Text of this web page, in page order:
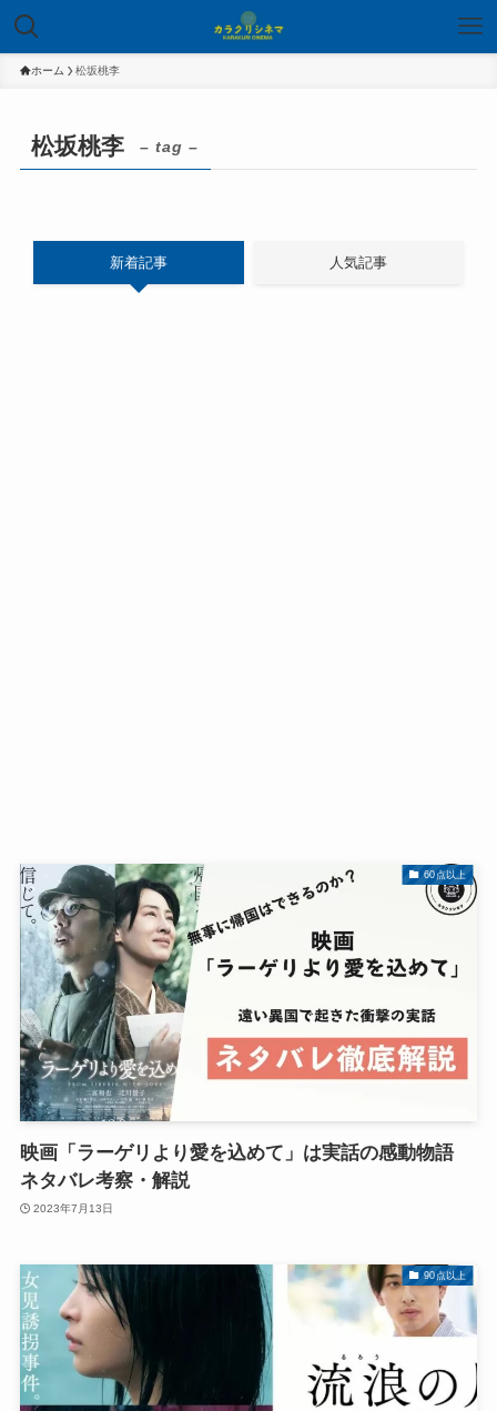
ホーム 松坂桃李
松坂桃李 – tag –
新着記事 人気記事
60点以上
映画「ラーゲリより愛を込めて」は実話の感動物語
ネタバレ考察・解説
2023年7月13日
90点以上